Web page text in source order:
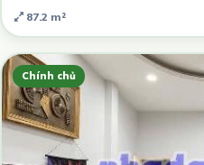
87.2 m²
Chính chủ